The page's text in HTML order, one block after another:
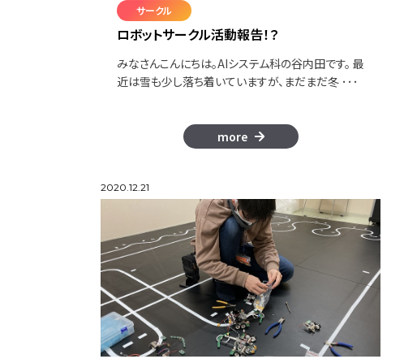
サークル
ロボットサークル活動報告！？
みなさんこんにちは。AIシステム科の谷内田です。 最
近は雪も少し落ち着いていますが、まだまだ冬 ･･･
more
2020.12.21